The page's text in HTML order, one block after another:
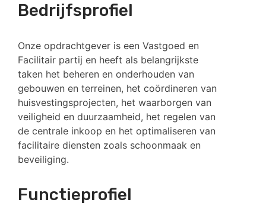
Bedrijfsprofiel
Onze opdrachtgever is een Vastgoed en
Facilitair partij en heeft als belangrijkste
taken het beheren en onderhouden van
gebouwen en terreinen, het coördineren van
huisvestingsprojecten, het waarborgen van
veiligheid en duurzaamheid, het regelen van
de centrale inkoop en het optimaliseren van
facilitaire diensten zoals schoonmaak en
beveiliging.
Functieprofiel